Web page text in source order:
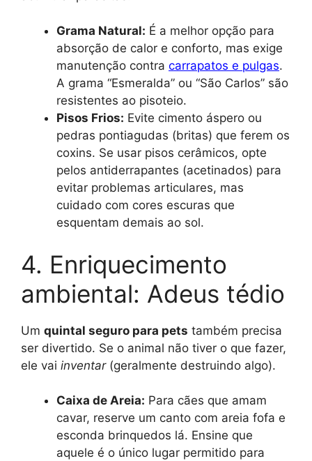
Grama Natural: É a melhor opção para
absorção de calor e conforto, mas exige
manutenção contra carrapatos e pulgas.
A grama “Esmeralda” ou “São Carlos” são
resistentes ao pisoteio.
Pisos Frios: Evite cimento áspero ou
pedras pontiagudas (britas) que ferem os
coxins. Se usar pisos cerâmicos, opte
pelos antiderrapantes (acetinados) para
evitar problemas articulares, mas
cuidado com cores escuras que
esquentam demais ao sol.
4. Enriquecimento
ambiental: Adeus tédio
Um quintal seguro para pets também precisa
ser divertido. Se o animal não tiver o que fazer,
ele vai inventar(geralmente destruindo algo).
Caixa de Areia: Para cães que amam
cavar, reserve um canto com areia fofa e
esconda brinquedos lá. Ensine que
aquele é o único lugar permitido para